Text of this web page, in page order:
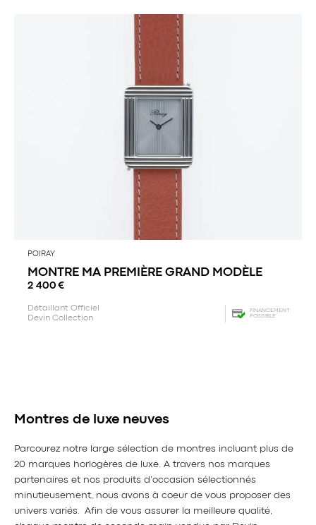
POIRAY
MONTRE MA PREMIÈRE GRAND MODÈLE
2 400 €
Détaillant Officiel
Devin Collection
FINANCEMENT
POSSIBLE
Montres de luxe neuves
Parcourez notre large sélection de montres incluant plus de
20 marques horlogères de luxe. A travers nos marques
partenaires et nos produits d’occasion sélectionnés
minutieusement, nous avons à coeur de vous proposer des
univers variés. Afin de vous assurer la meilleure qualité,